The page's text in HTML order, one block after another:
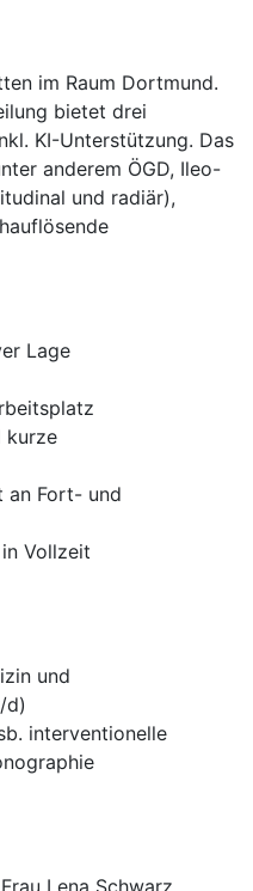
im Raum Dortmund.
bietet drei
KI-Unterstützung. Das
anderem ÖGD, Ileo-
und radiär),
Lage
kurze
an Fort- und
Vollzeit
und
d)
interventionelle
Lena Schwarz